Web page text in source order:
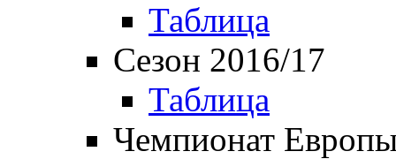
Таблица
Сезон 2016/17
Таблица
Чемпионат